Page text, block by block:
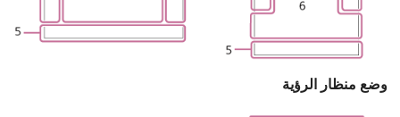
وضع منظار الرؤية